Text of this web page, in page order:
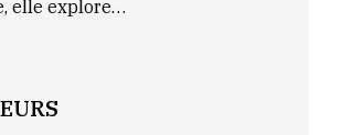
elle explore…